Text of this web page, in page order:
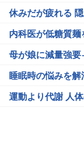
休みだが疲れる
内科医が低糖質
母が娘に減量強
睡眠時の悩みを
運動より代謝 人